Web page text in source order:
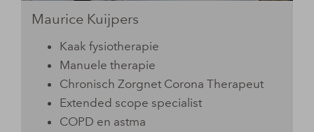
Maurice Kuijpers
Kaak fysiotherapie
Manuele therapie
Chronisch Zorgnet Corona Therapeut
Extended scope specialist
COPD en astma